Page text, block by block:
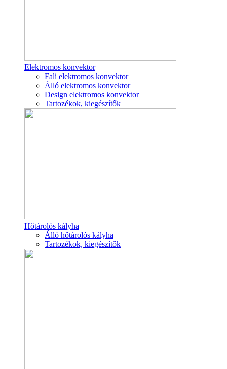
Elektromos konvektor
Fali elektromos konvektor
Álló elektromos konvektor
Design elektromos konvektor
Tartozékok, kiegészítők
Hőtárolós kályha
Álló hőtárolós kályha
Tartozékok, kiegészítők